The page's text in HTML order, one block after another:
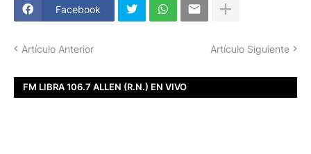
Facebook
Artículo Anterior Artículo Siguiente
FM LIBRA 106.7 ALLEN (R.N.) EN VIVO